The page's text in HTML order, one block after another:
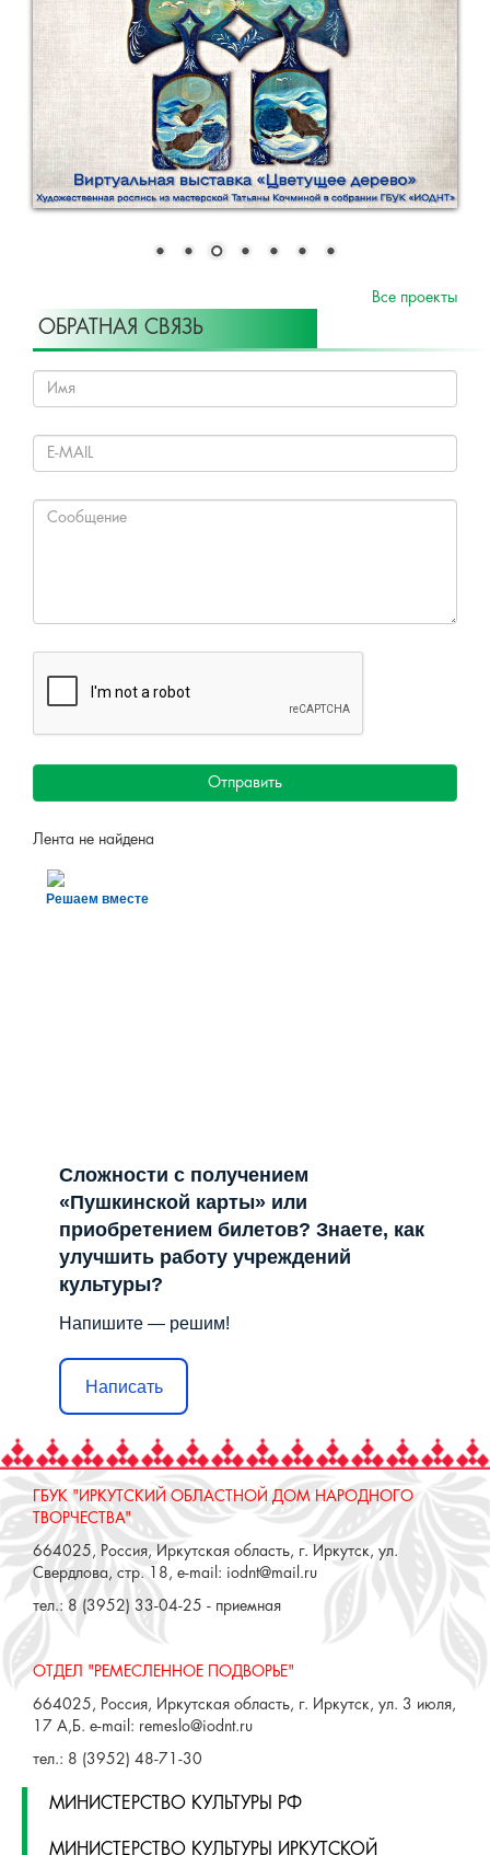
Все проекты
ОБРАТНАЯ СВЯЗЬ
Отправить
Лента не найдена
Решаем вместе
Сложности с получением
«Пушкинской карты» или
приобретением билетов? Знаете, как
улучшить работу учреждений
культуры?
Напишите — решим!
Написать
ГБУК "ИРКУТСКИЙ ОБЛАСТНОЙ ДОМ НАРОДНОГО
ТВОРЧЕСТВА"
664025, Россия, Иркутская область, г. Иркутск, ул.
Свердлова, стр. 18, e-mail: iodnt@mail.ru
тел.: 8 (3952) 33-04-25 - приемная
ОТДЕЛ "РЕМЕСЛЕННОЕ ПОДВОРЬЕ"
664025, Россия, Иркутская область, г. Иркутск, ул. 3 июля,
17 А,Б. e-mail: remeslo@iodnt.ru
тел.: 8 (3952) 48-71-30
МИНИСТЕРСТВО КУЛЬТУРЫ РФ
МИНИСТЕРСТВО КУЛЬТУРЫ ИРКУТСКОЙ